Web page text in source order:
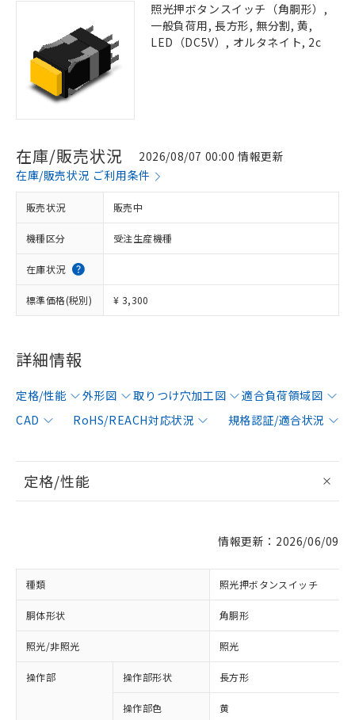
照光押ボタンスイッチ（角胴形）,
一般負荷用, 長方形, 無分割, 黄,
LED（DC5V）, オルタネイト, 2c
在庫/販売状況
2026/08/07 00:00 情報更新
在庫/販売状況 ご利用条件
販売状況 販売中
機種区分 受注生産機種
在庫状況
標準価格(税別) ¥ 3,300
詳細情報
定格/性能 外形図 取りつけ穴加工図
適合負荷領域図
CAD
RoHS/REACH対応状況 規格認証/適合状況
定格/性能
情報更新：2026/06/09
種類 照光押ボタンスイッチ
胴体形状 角胴形
照光/非照光 照光
操作部 操作部形状 長方形
操作部色 黄